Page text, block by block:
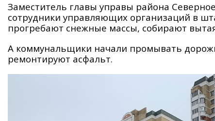
Заместитель главы управы района
сотрудники управляющих организаций в
прогребают снежные массы, собирают
А коммунальщики начали промывать
ремонтируют асфальт.